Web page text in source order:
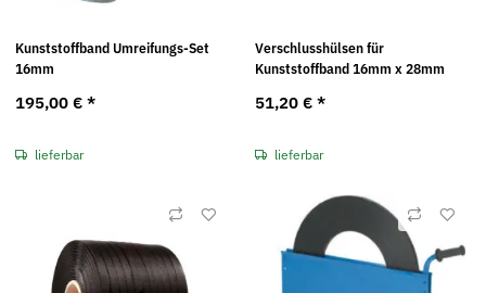
Kunststoffband Umreifungs-Set
16mm
195,00 € *
lieferbar
Verschlusshülsen für
Kunststoffband 16mm x 28mm
51,20 € *
lieferbar